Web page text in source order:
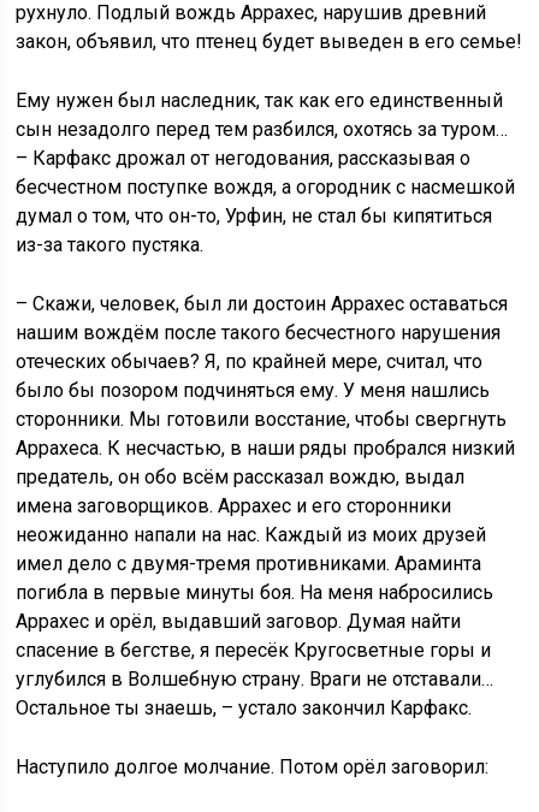
рухнуло. Подлый вождь Аррахес, нарушив древний
закон, объявил, что птенец будет выведен в его семье!
Ему нужен был наследник, так как его единственный
сын незадолго перед тем разбился, охотясь за туром…
– Карфакс дрожал от негодования, рассказывая о
бесчестном поступке вождя, а огородник с насмешкой
думал о том, что он-то, Урфин, не стал бы кипятиться
из-за такого пустяка.
– Скажи, человек, был ли достоин Аррахес оставаться
нашим вождём после такого бесчестного нарушения
отеческих обычаев? Я, по крайней мере, считал, что
было бы позором подчиняться ему. У меня нашлись
сторонники. Мы готовили восстание, чтобы свергнуть
Аррахеса. К несчастью, в наши ряды пробрался низкий
предатель, он обо всём рассказал вождю, выдал
имена заговорщиков. Аррахес и его сторонники
неожиданно напали на нас. Каждый из моих друзей
имел дело с двумя-тремя противниками. Араминта
погибла в первые минуты боя. На меня набросились
Аррахес и орёл, выдавший заговор. Думая найти
спасение в бегстве, я пересёк Кругосветные горы и
углубился в Волшебную страну. Враги не отставали…
Остальное ты знаешь, – устало закончил Карфакс.
Наступило долгое молчание. Потом орёл заговорил: